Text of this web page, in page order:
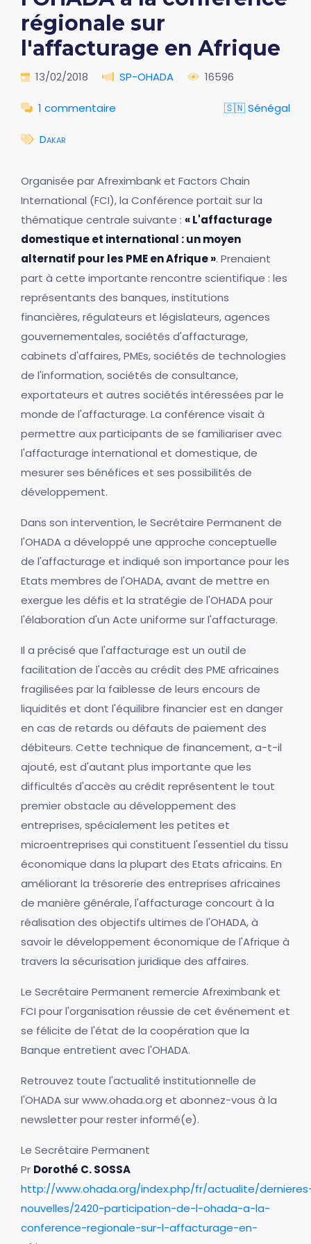
régionale sur
l'affacturage en Afrique
13/02/2018 SP-OHADA 16596
1 commentaire 🇸🇳 Sénégal
Dakar
Organisée par Afreximbank et Factors Chain
International (FCI), la Conférence portait sur la
thématique centrale suivante : « L'affacturage
domestique et international : un moyen
alternatif pour les PME en Afrique ». Prenaient
part à cette importante rencontre scientifique : les
représentants des banques, institutions
financières, régulateurs et législateurs, agences
gouvernementales, sociétés d'affacturage,
cabinets d'affaires, PMEs, sociétés de technologies
de l'information, sociétés de consultance,
exportateurs et autres sociétés intéressées par le
monde de l'affacturage. La conférence visait à
permettre aux participants de se familiariser avec
l'affacturage international et domestique, de
mesurer ses bénéfices et ses possibilités de
développement.
Dans son intervention, le Secrétaire Permanent de
l'OHADA a développé une approche conceptuelle
de l'affacturage et indiqué son importance pour les
Etats membres de l'OHADA, avant de mettre en
exergue les défis et la stratégie de l'OHADA pour
l'élaboration d'un Acte uniforme sur l'affacturage.
Il a précisé que l'affacturage est un outil de
facilitation de l'accès au crédit des PME africaines
fragilisées par la faiblesse de leurs encours de
liquidités et dont l'équilibre financier est en danger
en cas de retards ou défauts de paiement des
débiteurs. Cette technique de financement, a-t-il
ajouté, est d'autant plus importante que les
difficultés d'accès au crédit représentent le tout
premier obstacle au développement des
entreprises, spécialement les petites et
microentreprises qui constituent l'essentiel du tissu
économique dans la plupart des Etats africains. En
améliorant la trésorerie des entreprises africaines
de manière générale, l'affacturage concourt à la
réalisation des objectifs ultimes de l'OHADA, à
savoir le développement économique de l'Afrique à
travers la sécurisation juridique des affaires.
Le Secrétaire Permanent remercie Afreximbank et
FCI pour l'organisation réussie de cet événement et
se félicite de l'état de la coopération que la
Banque entretient avec l'OHADA.
Retrouvez toute l'actualité institutionnelle de
l'OHADA sur www.ohada.org et abonnez-vous à la
newsletter pour rester informé(e).
Le Secrétaire Permanent
Pr Dorothé C. SOSSA
http://www.ohada.org/index.php/fr/actualite/
nouvelles/2420-participation-de-l-ohada-a-la-
conference-regionale-sur-l-affacturage-en-